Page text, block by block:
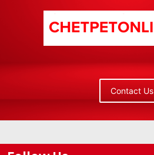
Contact Us